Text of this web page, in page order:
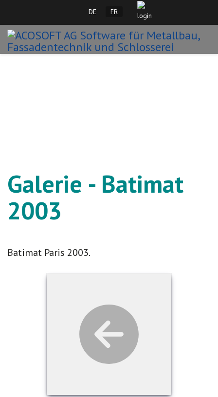
Sélectionnez votre langue
DE FR
Galerie - Batimat
2003
Batimat Paris 2003.